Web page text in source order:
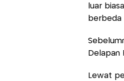
luar
berbeda
Delapan
Lewat